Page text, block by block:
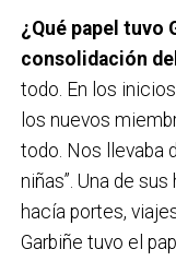
¿Qué papel tuvo
consolidación
todo. En los
los nuevos
todo. Nos llevaba
niñas”. Una de
hacía portes,
Garbiñe tuvo el